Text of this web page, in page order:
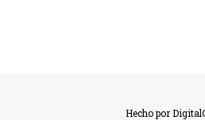
Hecho por